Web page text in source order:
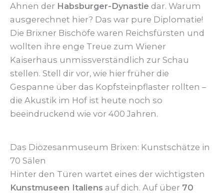
Ahnen der Habsburger-Dynastie dar. Warum
ausgerechnet hier? Das war pure Diplomatie!
Die Brixner Bischöfe waren Reichsfürsten und
wollten ihre enge Treue zum Wiener
Kaiserhaus unmissverständlich zur Schau
stellen. Stell dir vor, wie hier früher die
Gespanne über das Kopfsteinpflaster rollten –
die Akustik im Hof ist heute noch so
beeindruckend wie vor 400 Jahren.
Das Diözesanmuseum Brixen: Kunstschätze in
70 Sälen
Hinter den Türen wartet eines der wichtigsten
Kunstmuseen Italiens auf dich. Auf über 70